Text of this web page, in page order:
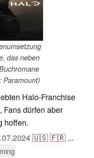
das neben
Paramount)
Halo-Franchise
Fans dürfen aber
hoffen.
🇺🇸🇫🇷 ...